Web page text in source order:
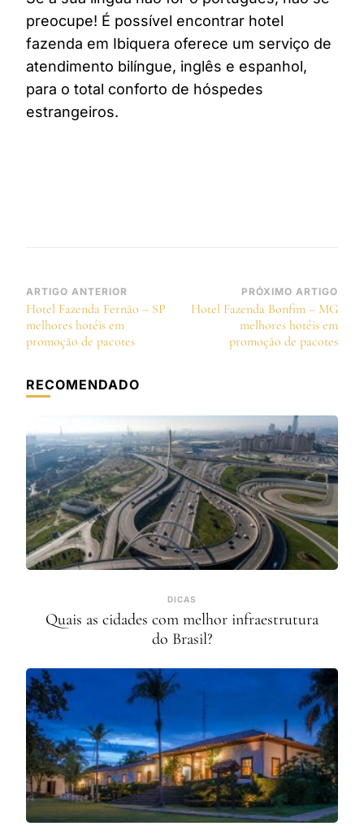
preocupe! É possível encontrar hotel
fazenda em Ibiquera oferece um serviço de
atendimento bilíngue, inglês e espanhol,
para o total conforto de hóspedes
estrangeiros.
Navegação
de
post
ARTIGO ANTERIOR
Hotel Fazenda Fernão – SP
melhores hotéis em
promoção de pacotes
PRÓXIMO ARTIGO
Hotel Fazenda Bonfim – MG
melhores hotéis em
promoção de pacotes
RECOMENDADO
DICAS
Quais as cidades com melhor infraestrutura
do Brasil?